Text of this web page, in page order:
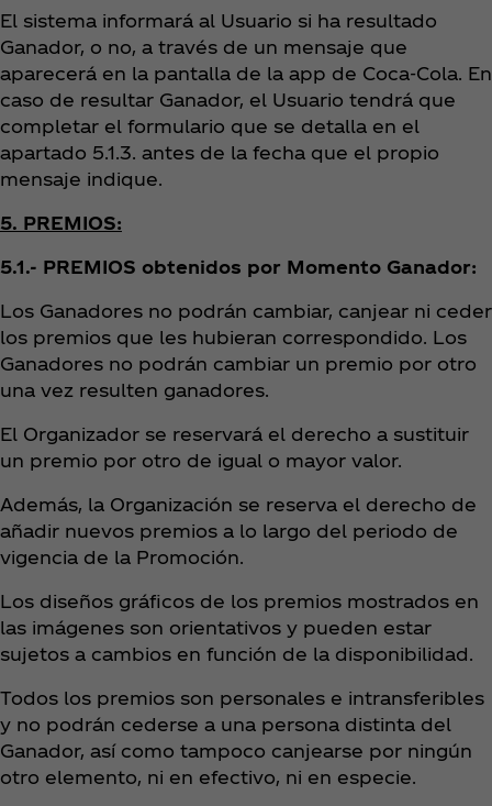
El sistema informará al Usuario si ha resultado
Ganador, o no, a través de un mensaje que
aparecerá en la pantalla de la app de Coca‑Cola. En
caso de resultar Ganador, el Usuario tendrá que
completar el formulario que se detalla en el
apartado 5.1.3. antes de la fecha que el propio
mensaje indique.
5. PREMIOS:
5.1.- PREMIOS obtenidos por Momento Ganador:
Los Ganadores no podrán cambiar, canjear ni ceder
los premios que les hubieran correspondido. Los
Ganadores no podrán cambiar un premio por otro
una vez resulten ganadores.
El Organizador se reservará el derecho a sustituir
un premio por otro de igual o mayor valor.
Además, la Organización se reserva el derecho de
añadir nuevos premios a lo largo del periodo de
vigencia de la Promoción.
Los diseños gráficos de los premios mostrados en
las imágenes son orientativos y pueden estar
sujetos a cambios en función de la disponibilidad.
Todos los premios son personales e intransferibles
y no podrán cederse a una persona distinta del
Ganador, así como tampoco canjearse por ningún
otro elemento, ni en efectivo, ni en especie.